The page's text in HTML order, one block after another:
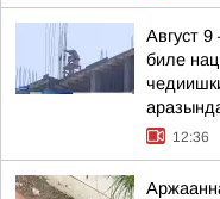
Август 9
биле
12:36